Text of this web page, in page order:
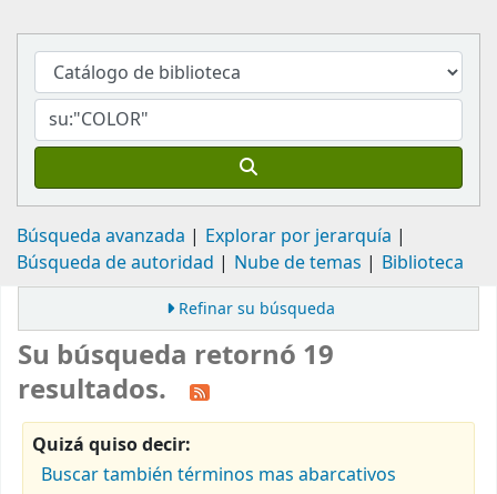
Búsqueda avanzada
Explorar por jerarquía
Búsqueda de autoridad
Nube de temas Biblioteca
Refinar su búsqueda
Su búsqueda retornó 19
resultados.
Quizá quiso decir:
Buscar también términos mas abarcativos